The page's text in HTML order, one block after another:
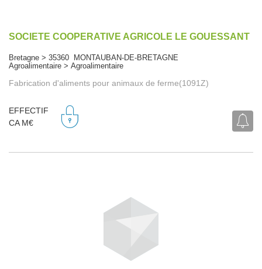
SOCIETE COOPERATIVE AGRICOLE LE GOUESSANT
Bretagne > 35360 MONTAUBAN-DE-BRETAGNE
Agroalimentaire > Agroalimentaire
Fabrication d'aliments pour animaux de ferme(1091Z)
EFFECTIF
CA M€